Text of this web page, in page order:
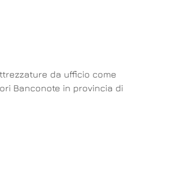
da ufficio come
Banconote in provincia di